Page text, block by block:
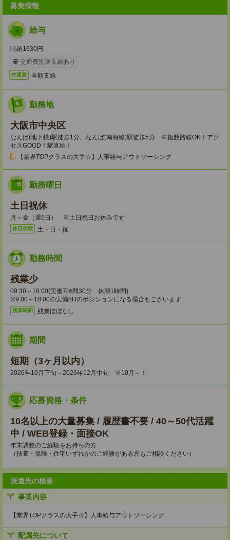
募集情報
給与
時給1630円
交通費別途支給あり
交通費 全額支給
勤務地
大阪市中央区
なんば(地下鉄)駅徒歩1分、なんば(南海線)駅徒歩5分 ※複数路線OK！アク
セスGOOD！駅直結！
【業界TOPクラスの大手☆】人事給与アウトソーシング
勤務曜日
土日祝休
月～金（週5日） ※土日祝日お休みです
休日休暇 土・日・祝
勤務時間
残業少
09:30～18:00(実働7時間30分 休憩1時間)
※9:00～18:00の実働8Hのポジションになる場合もございます
残業時間 残業ほぼなし
期間
短期（3ヶ月以内）
2026年10月下旬～2026年12月中旬 ※10月～！
応募資格・条件
10名以上の大量募集 / 履歴書不要 / 40～50代活躍
中 / WEB登録・面接OK
年末調整のご経験をお持ちの方
（扶養・保険・住宅いずれかのご経験がある方もご相談ください）
派遣先の概要
事業内容
【業界TOPクラスの大手☆】人事給与アウトソーシング
配属先について